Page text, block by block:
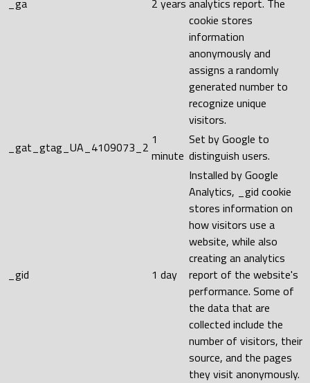
_ga 2 years analytics report. The
cookie stores
information
anonymously and
assigns a randomly
generated number to
recognize unique
visitors.
_gat_gtag_UA_4109073_2 1
minute
Set by Google to
distinguish users.
_gid 1 day
Installed by Google
Analytics, _gid cookie
stores information on
how visitors use a
website, while also
creating an analytics
report of the website's
performance. Some of
the data that are
collected include the
number of visitors, their
source, and the pages
they visit anonymously.